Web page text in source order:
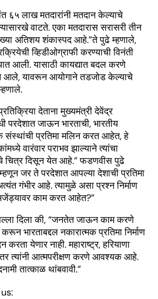
६५ लाख मतदारांनी मतदान केल्याचे
वाटते. एका मतदारास सरासरी तीन
अतिशय शंकास्पद आहे.”ते पुढे म्हणाले,
व्हिडीओग्राफी करण्याची विनंती
आली. यासाठी कायद्यात बदल करणे
आले, यावरून आयोगाने तडजोड केल्याचे
देताना मुख्यमंत्री देवेंद्र
परदेशात जाऊन भारताची, भारतीय
संस्थांची प्रतिमा मलिन करत आहेत, हे
वारंवार पराभव झाल्याने त्यांचा
चित्र दिसून येत आहे.” फडणवीस पुढे
म्हणून जर ते परदेशात आपल्या देशाची प्रतिमा
गंभीर आहे. त्यामुळे असा प्रश्न निर्माण
काम करत आहेत?”
सल्ला दिला की, “जनतेत जाऊन काम करणे
भारताबद्दल नकारात्मक प्रतिमा निर्माण
येणार नाही. महाराष्ट्र, हरियाणा
त्यांनी आत्मपरीक्षण करणे आवश्यक आहे.
तात्काळ थांबवावी.”